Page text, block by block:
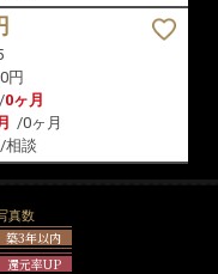
円
/0ヶ月
/0ヶ月
相談
真数
築3年以内
還元率UP